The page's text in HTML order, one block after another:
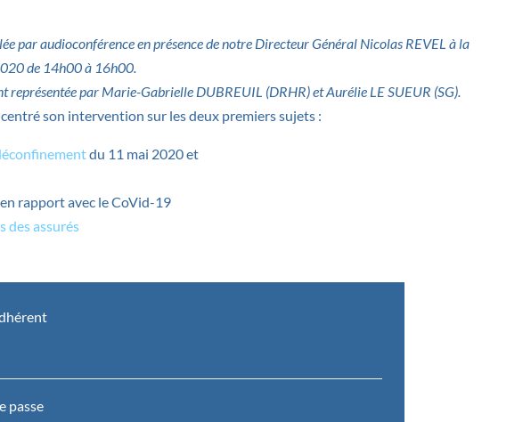
par audioconférence en présence de notre Directeur Général Nicolas REVEL à la
de 14h00 à 16h00.
représentée par Marie-Gabrielle DUBREUIL (DRHR) et Aurélie LE SUEUR (SG).
son intervention sur les deux premiers sujets :
du 11 mai 2020 et
en rapport avec le CoVid-19
des assurés
passe